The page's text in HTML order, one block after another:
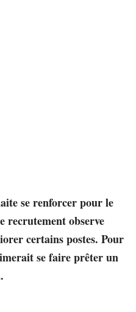
se renforcer pour le
recrutement observe
certains postes. Pour
se faire prêter un